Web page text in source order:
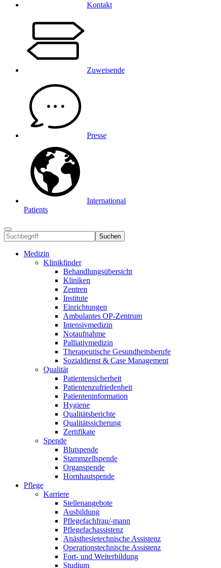
Kontakt
Zuweisende
Presse
International
Patients
Suchen
Medizin
Klinikfinder
Behandlungsübersicht
Kliniken
Zentren
Institute
Einrichtungen
Ambulantes OP-Zentrum
Intensivmedizin
Notaufnahme
Palliativmedizin
Therapeutische Gesundheitsberufe
Sozialdienst & Case Management
Qualität
Patientensicherheit
Patientenzufriedenheit
Patienteninformation
Hygiene
Qualitätsberichte
Qualitätssicherung
Zertifikate
Spende
Blutspende
Stammzellspende
Organspende
Hornhautspende
Pflege
Karriere
Stellenangebote
Ausbildung
Pflegefachfrau/-mann
Pflegefachassistenz
Anästhesietechnische Assistenz
Operationstechnische Assistenz
Fort- und Weiterbildung
Studium